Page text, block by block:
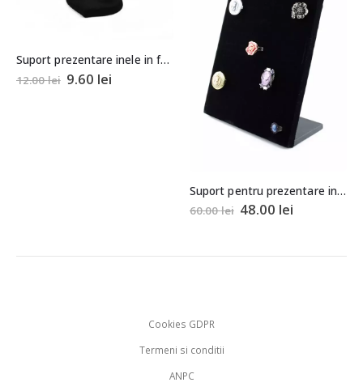
Suport prezentare inele in forma de inima cu 2 tije 7,5×5,5x5cm
12.00lei 9.60 lei
Suport pentru prezentare inele tip rama 25×20,5x10cm
60.00lei 48.00 lei
Cookies GDPR
Termeni si conditii
ANPC